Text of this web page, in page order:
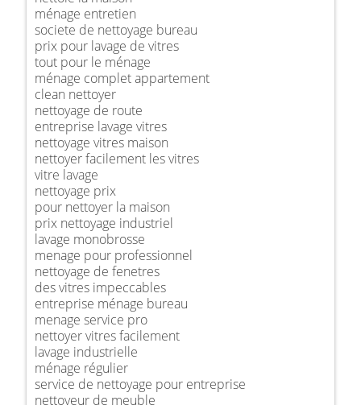
ménage entretien
societe de nettoyage bureau
prix pour lavage de vitres
tout pour le ménage
ménage complet appartement
clean nettoyer
nettoyage de route
entreprise lavage vitres
nettoyage vitres maison
nettoyer facilement les vitres
vitre lavage
nettoyage prix
pour nettoyer la maison
prix nettoyage industriel
lavage monobrosse
menage pour professionnel
nettoyage de fenetres
des vitres impeccables
entreprise ménage bureau
menage service pro
nettoyer vitres facilement
lavage industrielle
ménage régulier
service de nettoyage pour entreprise
nettoyeur de meuble